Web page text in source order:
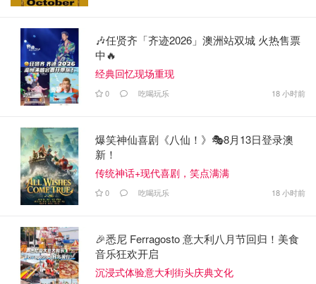
🎶任贤齐「齐迹2026」澳洲站双城 火热售票
中🔥
经典回忆现场重现
0 吃喝玩乐 18 小时前
爆笑神仙喜剧《八仙！》🎭8月13日登录澳
新！
传统神话+现代喜剧，笑点满满
0 吃喝玩乐 18 小时前
🎉悉尼 Ferragosto 意大利八月节回归！美食
音乐狂欢开启
沉浸式体验意大利街头庆典文化